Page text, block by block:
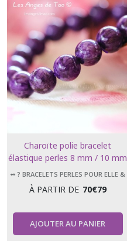
Charoïte polie bracelet
élastique perles 8 mm / 10 mm
/14 mm
➻ ? BRACELETS PERLES POUR ELLE &
À PARTIR DE 70€79
AJOUTER AU PANIER